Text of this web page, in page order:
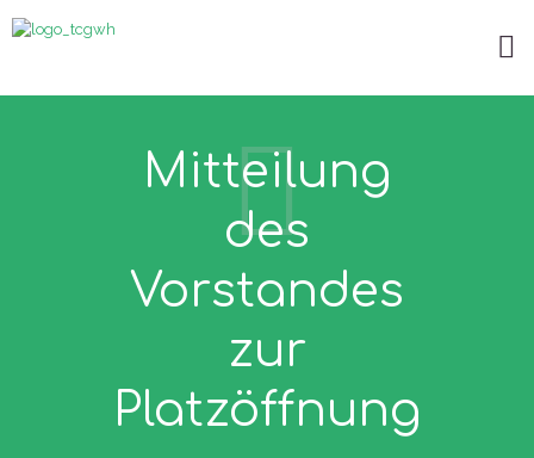
Mitteilung
des
Vorstandes
zur
Platzöffnung